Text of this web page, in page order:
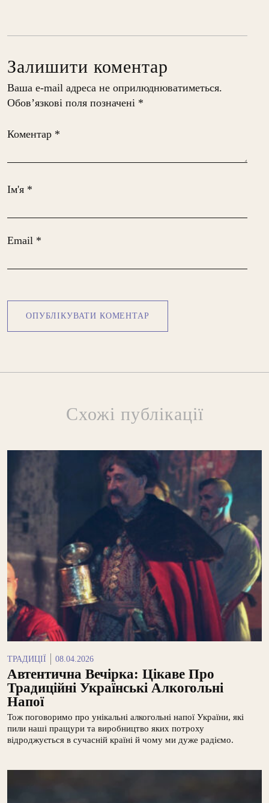
Залишити коментар
Ваша e-mail адреса не оприлюднюватиметься.
Обов’язкові поля позначені *
Коментар *
Ім'я *
Email *
Схожі публікації
ТРАДИЦІЇ 08.04.2026
Автентична Вечірка: Цікаве Про
Традиційні Українські Алкогольні
Напої
Тож поговоримо про унікальні алкогольні напої України, які
пили наші пращури та виробництво яких потроху
відроджується в сучасній країні й чому ми дуже радіємо.